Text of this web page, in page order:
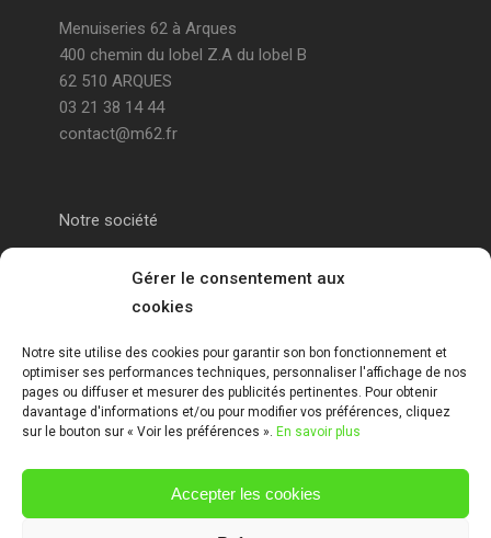
Gérer le consentement aux
cookies
Notre site utilise des cookies pour garantir son bon fonctionnement et
optimiser ses performances techniques, personnaliser l'affichage de nos
pages ou diffuser et mesurer des publicités pertinentes. Pour obtenir
davantage d'informations et/ou pour modifier vos préférences, cliquez
sur le bouton sur « Voir les préférences ». En savoir plus
Accepter les cookies
Menuiseries 62 à Arques
400 chemin du lobel Z.A du lobel B
62 510 ARQUES
03 21 38 14 44
contact@m62.fr
Notre société
Portail alu Saint-Omer
Clôture 62
Garde-corps pas de calais
Mentions Légales